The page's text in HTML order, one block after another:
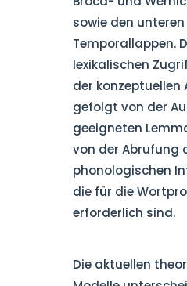
sowie den
Temporallappen.
lexikalischen
der konzeptuellen
gefolgt von der
geeigneten
von der Abrufung
phonologischen
die für die
erforderlich sind.
Die aktuellen